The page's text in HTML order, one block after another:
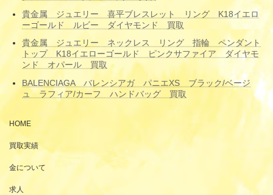
貴金属 ジュエリー 喜平ブレスレット リング K18イエロ
ーゴールド ルビー ダイヤモンド 買取
貴金属 ジュエリー ネックレス リング 指輪 ペンダント
トップ K18イエローゴールド ピンクサファイア ダイヤモ
ンド オパール 買取
BALENCIAGA バレンシアガ パニエXS ブラック/ベージ
ュ ラフィア/カーフ ハンドバッグ 買取
HOME
買取実績
金について
求人